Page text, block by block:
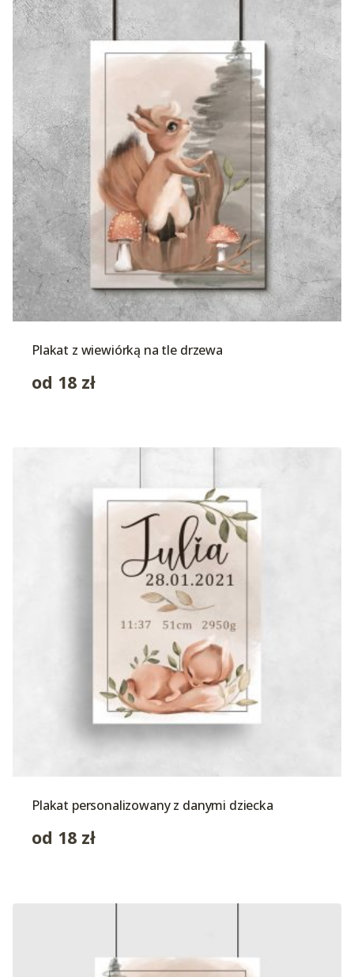
Plakat z wiewiórką na tle drzewa
od 18 zł
Plakat personalizowany z danymi dziecka
od 18 zł